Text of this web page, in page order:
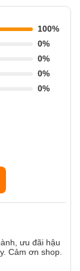
100%
0%
0%
0%
0%
ưu đãi hậu
Cảm ơn shop.